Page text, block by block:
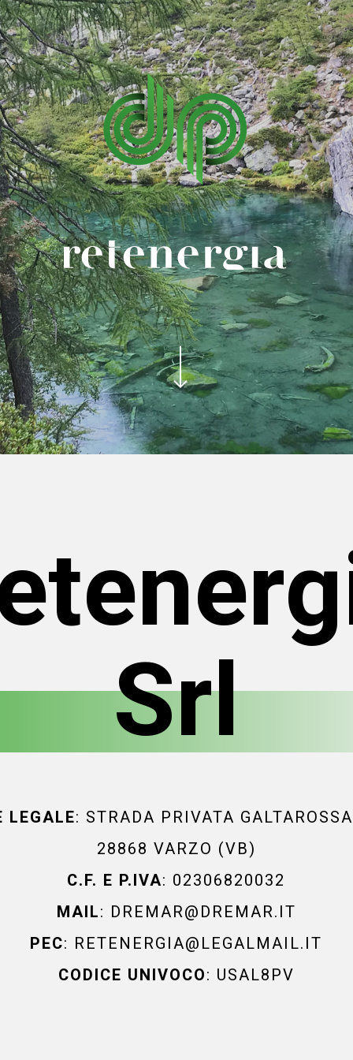
Srl
LEGALE: STRADA PRIVATA
28868 VARZO (VB)
C.F. E P.IVA: 02306820032
MAIL: DREMAR@DREMAR.IT
PEC: RETENERGIA@LEGALMAIL.IT
CODICE UNIVOCO: USAL8PV